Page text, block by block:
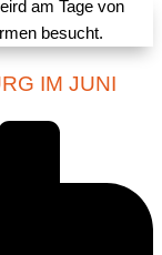
IM JUNI